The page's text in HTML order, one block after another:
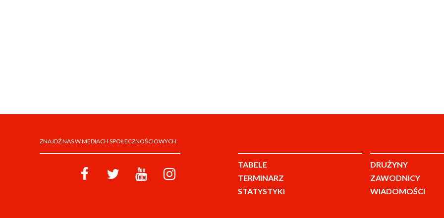
ZNAJDŹ NAS W MEDIACH SPOŁECZNOŚCIOWYCH
TABELE
TERMINARZ
STATYSTYKI
DRUŻYNY
ZAWODNICY
WIADOMOŚCI